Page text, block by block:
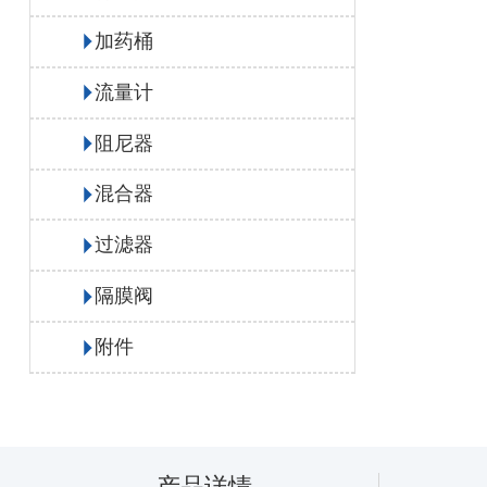
加药桶
流量计
阻尼器
混合器
过滤器
隔膜阀
附件